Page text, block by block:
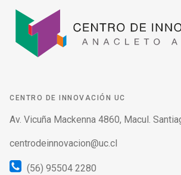
CENTRO DE INNOVACIÓN UC
Av. Vicuña Mackenna 4860, Macul.
centrodeinnovacion@uc.cl
(56) 95504 2280